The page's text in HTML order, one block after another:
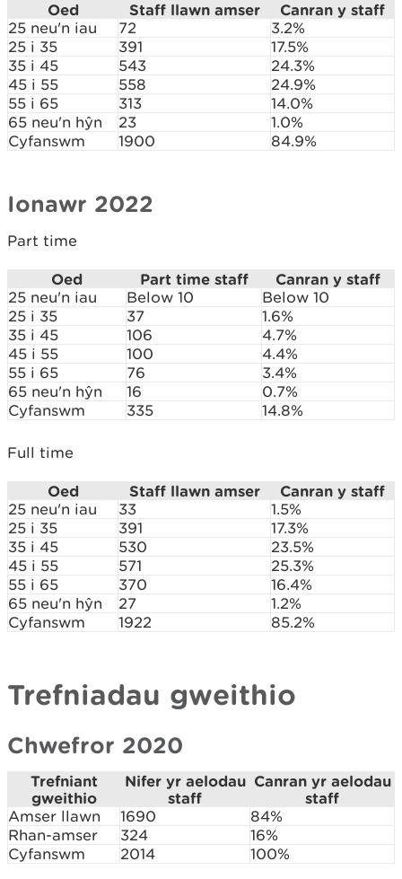
Oed Staff llawn amser Canran y staff
25 neu'n iau 72
3.2%
25 i 35
391
17.5%
35 i 45
543
24.3%
45 i 55
558
24.9%
55 i 65
313
14.0%
65 neu'n hŷn
23
1.0%
Cyfanswm
1900 84.9%
Ionawr 2022
Part time
Oed Part time staff Canran y staff
25 neu'n iau Below 10
Below 10
25 i 35
37
1.6%
35 i 45
106
4.7%
45 i 55
100
4.4%
55 i 65
76
3.4%
65 neu'n hŷn
16
0.7%
Cyfanswm
335 14.8%
Full time
Oed Staff llawn amser Canran y staff
25 neu'n iau 33
1.5%
25 i 35
391
17.3%
35 i 45
530
23.5%
45 i 55
571
25.3%
55 i 65
370
16.4%
65 neu'n hŷn
27
1.2%
Cyfanswm
1922 85.2%
Trefniadau gweithio
Chwefror 2020
Trefniant
gweithio
Nifer yr aelodau
staff
Canran yr aelodau
staff
Amser llawn 1690
84%
Rhan-amser
324
16%
Cyfanswm
2014 100%